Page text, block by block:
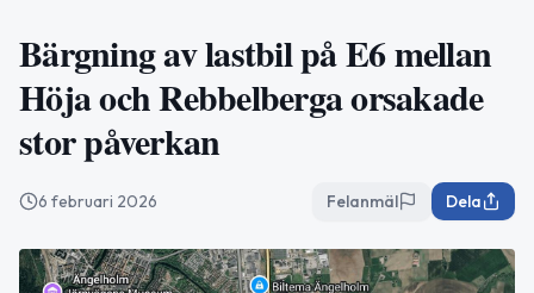
Bärgning av lastbil på E6 mellan
Höja och Rebbelberga orsakade
stor påverkan
6 februari 2026 Felanmäl Dela